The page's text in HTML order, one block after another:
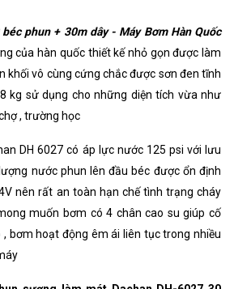
phun + 30m dây - Máy Bơm Hàn Quốc
của hàn quốc thiết kế nhỏ gọn được làm
khối vô cùng cứng chắc được sơn đen tĩnh
kg sử dụng cho những diện tích vừa như
, trường học
DH 6027 có áp lực nước 125 psi với lưu
nước phun lên đầu béc được ổn định
nên rất an toàn hạn chế tình trạng cháy
muốn bơm có 4 chân cao su giúp cố
bơm hoạt động êm ái liên tục trong nhiều